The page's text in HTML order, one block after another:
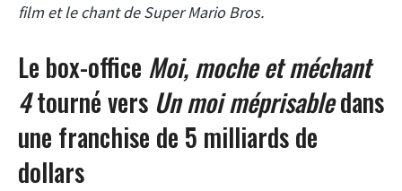
film et le chant de Super Mario Bros.
Le box-office Moi, moche et méchant
4tourné vers Un moi méprisabledans
une franchise de 5 milliards de
dollars